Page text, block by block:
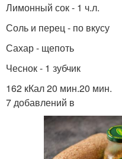
Лимонный сок - 1 ч.л.
Соль и перец - по вкусу
Сахар - щепоть
Чеснок - 1 зубчик
162 кКал 20 мин.20 мин.
7 добавлений в